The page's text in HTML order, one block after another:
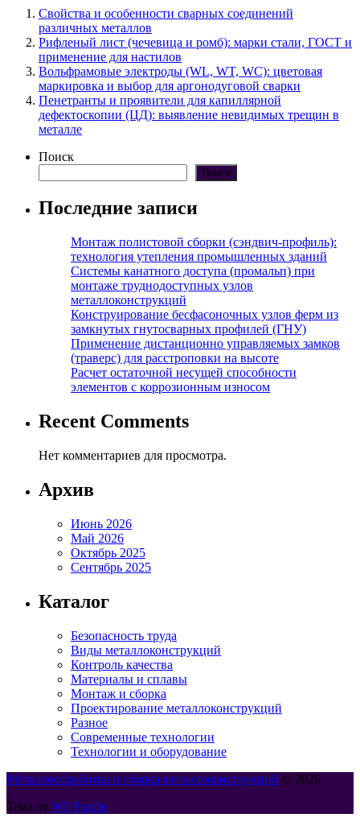
Свойства и особенности сварных соединений
различных металлов
Рифленый лист (чечевица и ромб): марки стали, ГОСТ и
применение для настилов
Вольфрамовые электроды (WL, WT, WC): цветовая
маркировка и выбор для аргонодуговой сварки
Пенетранты и проявители для капиллярной
дефектоскопии (ЦД): выявление невидимых трещин в
металле
Поиск
Поиск
Последние записи
Монтаж полистовой сборки (сэндвич-профиль):
технология утепления промышленных зданий
Системы канатного доступа (промальп) при
монтаже труднодоступных узлов
металлоконструкций
Конструирование бесфасоночных узлов ферм из
замкнутых гнутосварных профилей (ГНУ)
Применение дистанционно управляемых замков
(траверс) для расстроповки на высоте
Расчет остаточной несущей способности
элементов с коррозионным износом
Recent Comments
Нет комментариев для просмотра.
Архив
Июнь 2026
Май 2026
Октябрь 2025
Сентябрь 2025
Каталог
Безопасность труда
Виды металлоконструкций
Контроль качества
Материалы и сплавы
Монтаж и сборка
Проектирование металлоконструкций
Разное
Современные технологии
Технологии и оборудование
Металлообработка и сборка металлоконструкций © 2026
Тема от WP Puzzle